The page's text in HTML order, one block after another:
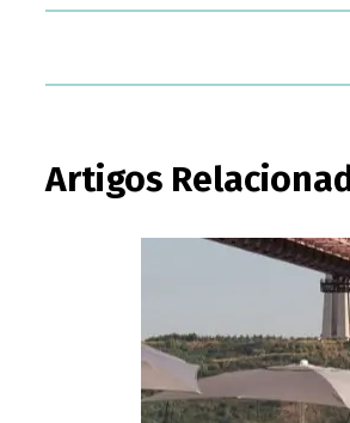
Artigos